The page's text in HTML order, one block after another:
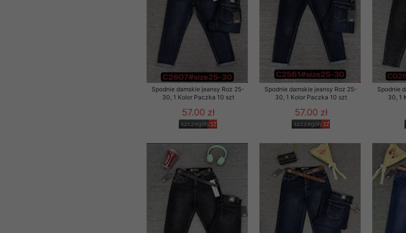
Spodnie damskie jeansy Roz 25-
30, 1 Kolor Paczka 10 szt
57.00 zł
szczegóły
Spodnie damskie jeansy Roz 25-
30, 1 Kolor Paczka 10 szt
57.00 zł
szczegóły
Spodnie
30, 1